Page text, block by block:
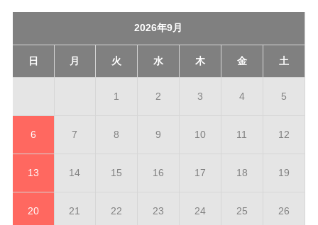
2026年9月
日 月 火 水 木 金 土
1 2 3 4 5
6 7 8 9 10 11 12
13 14 15 16 17 18 19
20 21 22 23 24 25 26